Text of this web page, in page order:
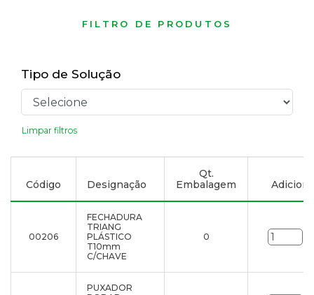
FILTRO DE PRODUTOS
Tipo de Solução
Limpar filtros
Código Designação
Qt.
Embalagem
00206
FECHADURA
TRIANG
PLÁSTICO
T10mm
C/CHAVE
0
PUXADOR